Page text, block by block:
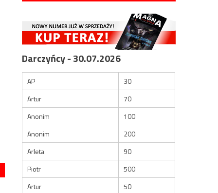
Darczyńcy - 30.07.2026
AP
30
Artur
70
Anonim
100
Anonim
200
Arleta
90
Piotr
500
Artur
50